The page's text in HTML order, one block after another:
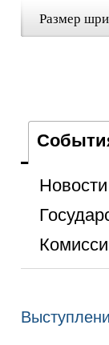
Размер
Новости